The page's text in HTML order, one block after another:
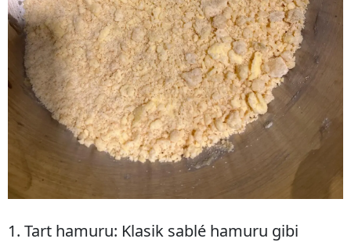
1. Tart hamuru: Klasik sablé hamuru gibi